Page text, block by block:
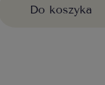
Do koszyka